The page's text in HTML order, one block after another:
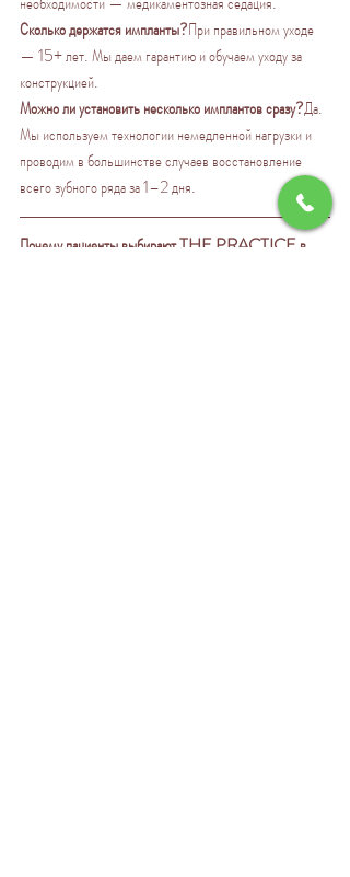
Сколько держатся импланты?При правильном уходе
— 15+ лет. Мы даем гарантию и обучаем уходу за
конструкцией.
Можно ли установить несколько имплантов сразу?Да.
Мы используем технологии немедленной нагрузки и
проводим в большинстве случаев восстановление
всего зубного ряда за 1–2 дня.
Почему пациенты выбирают THE PRACTICE в